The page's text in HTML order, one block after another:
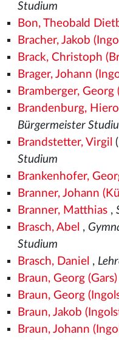
Studium
Bon, Theobald
Bracher, Jakob
Brack, Christoph
Brager, Johann
Bramberger, Georg
Brandenburg,
Bürgermeister
Brandstetter, Virgil
Studium
Brankenhofer,
Branner, Johann
Branner, Matthias,
Brasch, Abel ,
Studium
Brasch, Daniel ,
Braun, Georg (Gars)
Braun, Georg
Braun, Jakob
Braun, Johann